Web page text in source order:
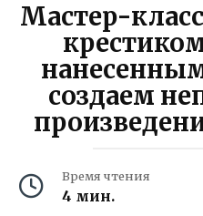
Мастер-
создаем
Время чтения
4 мин.